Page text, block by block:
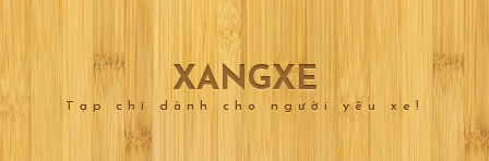
to
XANGXE
Tạp chí dành cho người yêu xe!